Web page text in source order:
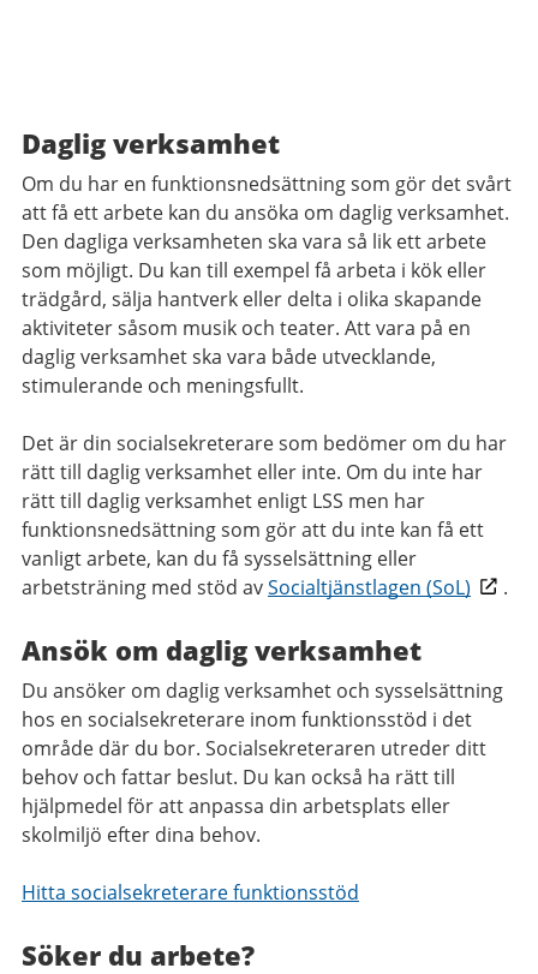
Daglig verksamhet
Om du har en funktionsnedsättning som gör det svårt
att få ett arbete kan du ansöka om daglig verksamhet.
Den dagliga verksamheten ska vara så lik ett arbete
som möjligt. Du kan till exempel få arbeta i kök eller
trädgård, sälja hantverk eller delta i olika skapande
aktiviteter såsom musik och teater. Att vara på en
daglig verksamhet ska vara både utvecklande,
stimulerande och meningsfullt.
Det är din socialsekreterare som bedömer om du har
rätt till daglig verksamhet eller inte. Om du inte har
rätt till daglig verksamhet enligt LSS men har
funktionsnedsättning som gör att du inte kan få ett
vanligt arbete, kan du få sysselsättning eller
arbetsträning med stöd avSocialtjänstlagen (SoL) .
Ansök om daglig verksamhet
Du ansöker om daglig verksamhet och sysselsättning
hos en socialsekreterare inom funktionsstöd i det
område där du bor. Socialsekreteraren utreder ditt
behov och fattar beslut. Du kan också ha rätt till
hjälpmedel för att anpassa din arbetsplats eller
skolmiljö efter dina behov.
Hitta socialsekreterare funktionsstöd
Söker du arbete?